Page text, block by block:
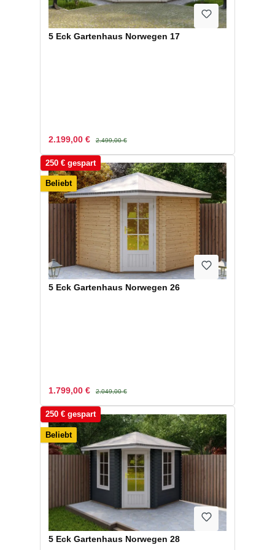
5 Eck Gartenhaus Norwegen 17
Verkaufspreis:
2.199,00 € Regulärer Preis:
2.499,00 €
250 € gespart
Beliebt
5 Eck Gartenhaus Norwegen 26
Verkaufspreis:
1.799,00 € Regulärer Preis:
2.049,00 €
250 € gespart
Beliebt
5 Eck Gartenhaus Norwegen 28